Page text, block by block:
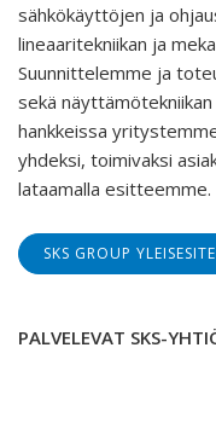
sähkökäyttöjen ja
lineaaritekniikan ja
Suunnittelemme ja
sekä
hankkeissa
yhdeksi, toimivaksi
lataamalla esitteemme.
SKS GROUP YLEISESITE
PALVELEVAT SKS-